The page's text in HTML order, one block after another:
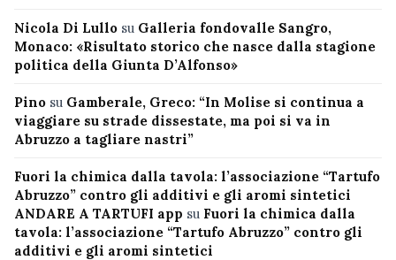
Nicola Di Lullo su Galleria fondovalle Sangro,
Monaco: «Risultato storico che nasce dalla stagione
politica della Giunta D’Alfonso»
Pino su Gamberale, Greco: “In Molise si continua a
viaggiare su strade dissestate, ma poi si va in
Abruzzo a tagliare nastri”
Fuori la chimica dalla tavola: l’associazione “Tartufo
Abruzzo” contro gli additivi e gli aromi sintetici
ANDARE A TARTUFI app su Fuori la chimica dalla
tavola: l’associazione “Tartufo Abruzzo” contro gli
additivi e gli aromi sintetici